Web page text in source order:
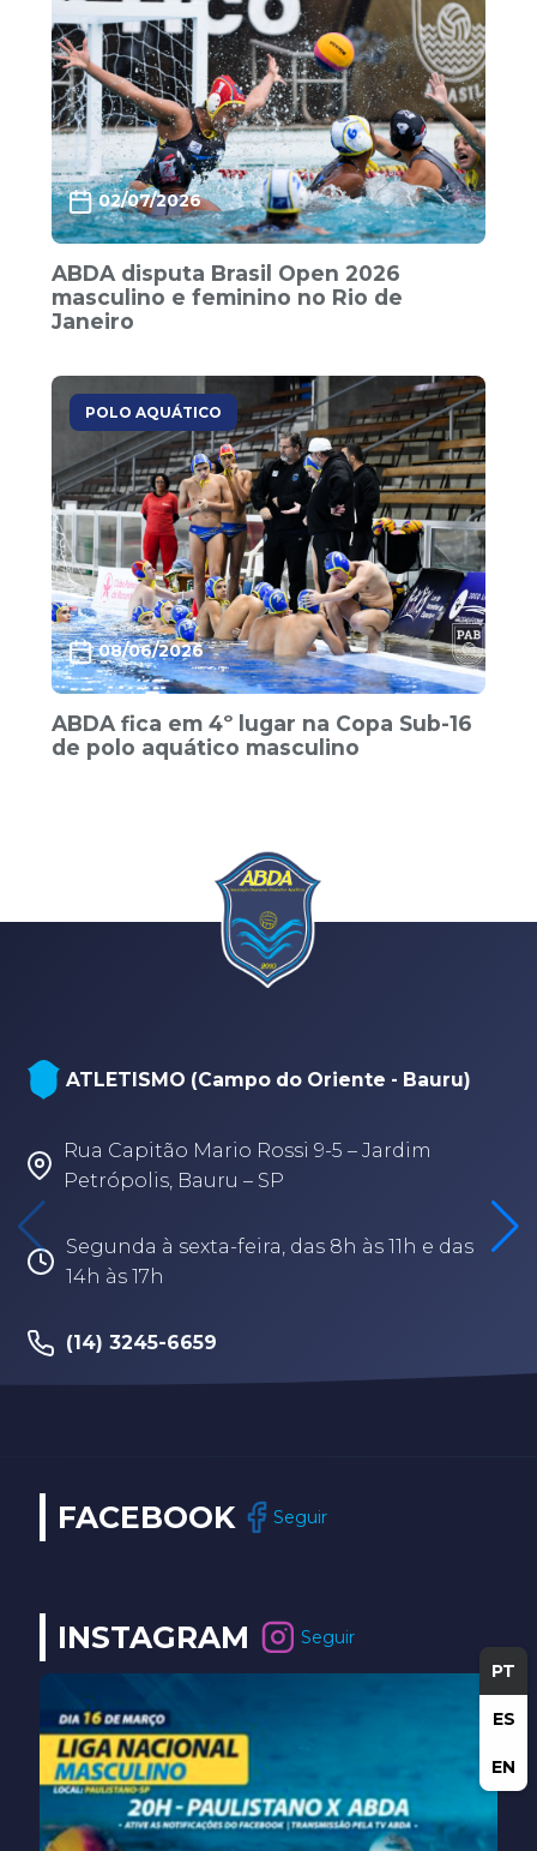
PT
ES
EN
02/07/2026
ABDA disputa Brasil Open 2026
masculino e feminino no Rio de
Janeiro
POLO AQUÁTICO
08/06/2026
ABDA fica em 4º lugar na Copa Sub-16
de polo aquático masculino
NATAÇÃO, PARANATAÇÃO E POLO
AQUÁTICO (Arena - sede Bauru)
Rua Fabio Geraldo, 2-12 – Jardim Terra
Branca – Bauru/SP
Segunda à sexta-feira, das 8h às 17h30
FACEBOOK Seguir
INSTAGRAM Seguir